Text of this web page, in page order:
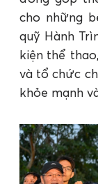
cho những
quỹ Hành
kiện thể
và tổ chức
khỏe mạnh